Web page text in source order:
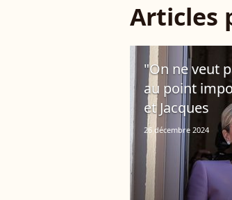
Articles
"On ne veut
au point
et Jacques
26 décembre 2024